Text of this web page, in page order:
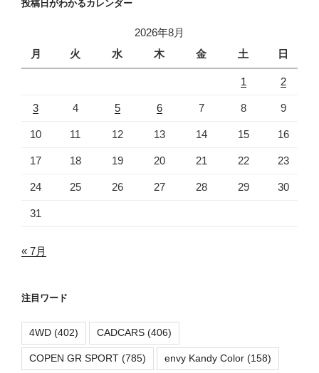
投稿日がわかるカレンダー
2026年8月
月
火 水 木 金 土 日
1 2
3 4 5 6 7 8 9
10 11 12 13 14 15 16
17 18 19 20 21 22 23
24 25 26 27 28 29 30
31
« 7月
注目ワード
4WD (402) CADCARS (406)
COPEN GR SPORT (785) envy Kandy Color (158)